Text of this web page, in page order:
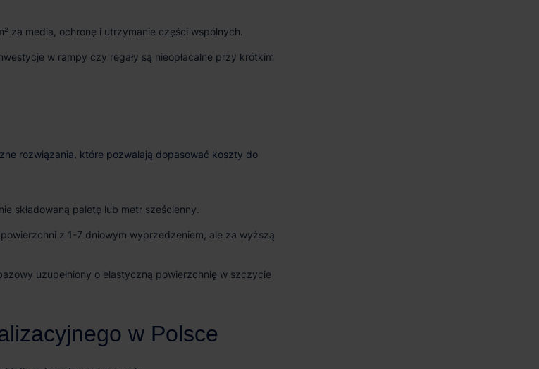
za media, ochronę i utrzymanie części wspólnych.
w rampy czy regały są nieopłacalne przy krótkim
składowaną paletę lub metr sześcienny.
z 1-7 dniowym wyprzedzeniem, ale za wyższą
uzupełniony o elastyczną powierzchnię w szczycie